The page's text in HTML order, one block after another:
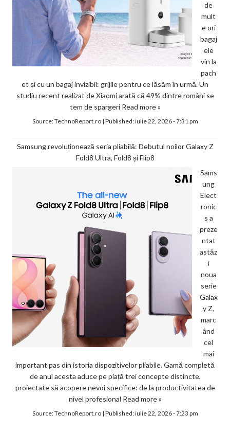
de
mult
e ori
bagaj
ele
vin la
pach
et și cu un bagaj invizibil: grijile pentru ce lăsăm în urmă. Un
studiu recent realizat de Xiaomi arată că 49% dintre români se
tem de spargeri Read more »
Source:TechnoReport.ro| Published:iulie 22, 2026 - 7:31 pm
Samsung revoluționează seria pliabilă: Debutul noilor Galaxy Z
Fold8 Ultra, Fold8 și Flip8
Sams
ung
Elect
ronic
s a
preze
ntat
astăz
i
noua
serie
Galax
y Z,
marc
ând
cel
mai
important pas din istoria dispozitivelor pliabile. Gamă completă
de anul acesta aduce pe piață trei concepte distincte,
proiectate să acopere nevoi specifice: de la productivitatea de
nivel profesional Read more »
Source:TechnoReport.ro| Published:iulie 22, 2026 - 7:23 pm